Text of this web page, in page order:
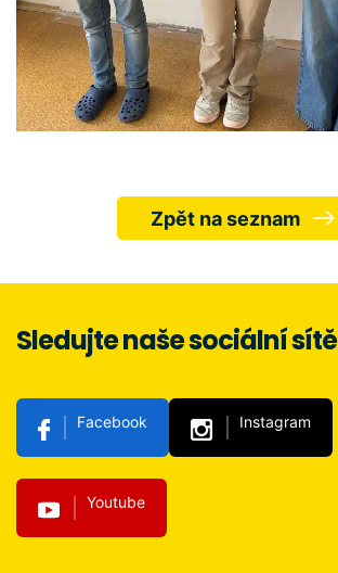
Zpět na seznam
Sledujte naše sociální sítě
Facebook Instagram
Youtube